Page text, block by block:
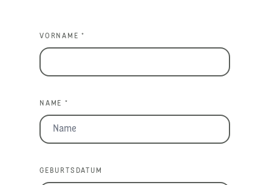
VORNAME *
NAME *
GEBURTSDATUM